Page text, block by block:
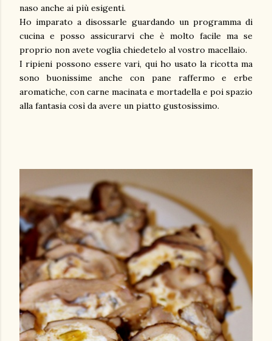
naso anche ai più esigenti.
Ho imparato a disossarle guardando un programma di
cucina e posso assicurarvi che è molto facile ma se
proprio non avete voglia chiedetelo al vostro macellaio.
I ripieni possono essere vari, qui ho usato la ricotta ma
sono buonissime anche con pane raffermo e erbe
aromatiche, con carne macinata e mortadella e poi spazio
alla fantasia così da avere un piatto gustosissimo.